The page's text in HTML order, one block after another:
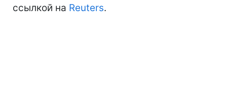
ссылкой на Reuters.